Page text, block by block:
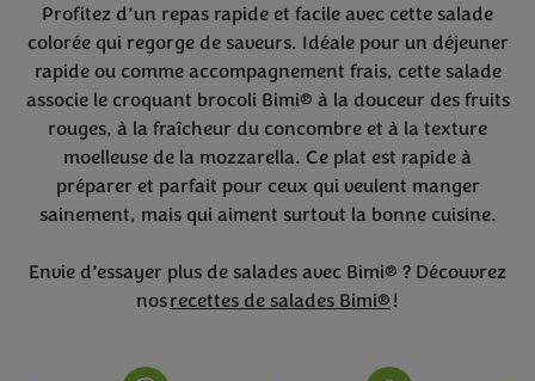
Profitez d’un repas rapide et facile avec cette salade
colorée qui regorge de saveurs. Idéale pour un déjeuner
rapide ou comme accompagnement frais, cette salade
associe le croquant brocoli Bimi® à la douceur des fruits
rouges, à la fraîcheur du concombre et à la texture
moelleuse de la mozzarella. Ce plat est rapide à
préparer et parfait pour ceux qui veulent manger
sainement, mais qui aiment surtout la bonne cuisine.
Envie d’essayer plus de salades avec Bimi® ? Découvrez
nosrecettes de salades Bimi®!